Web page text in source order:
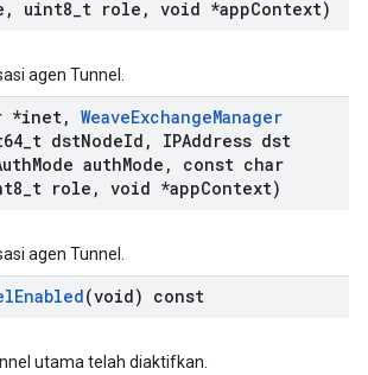
, uint8 t role , void *appContext)
agen Tunnel.
*inet, WeaveExchangeManager
t dstNodeId ,
IPAddress dst
Mode authMode ,
const char
t role , void *appContext)
agen Tunnel.
Enabled(void) const
utama telah diaktifkan.